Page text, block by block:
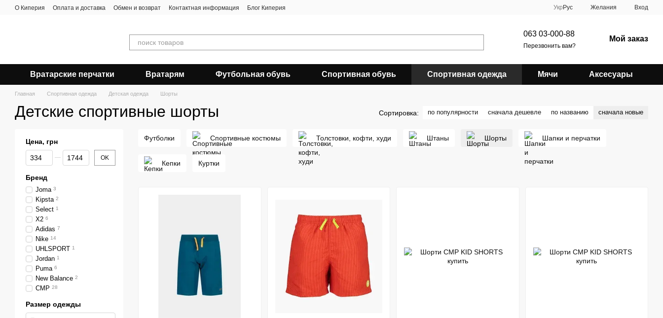
Перейти к основному контенту
О Киперия Оплата и доставка Обмен и возврат Контактная информация Блог Киперия Укр Рус Желания Вход
063 03-000-88
Перезвонить вам?
Мой заказ
Вратарские перчатки Вратарям Футбольная обувь Спортивная обувь Спортивная одежда Мячи Аксесуары
Главная Спортивная одежда Детская одежда Шорты
Детские спортивные шорты Сортировка: по популярности сначала дешевле по названию сначала новые
Футболки Спортивные костюмы Толстовки, кофти, худи Штаны Шорты Шапки и перчатки
Кепки Куртки
Цена, грн
От Цена, грн
До Цена, грн OK
Бренд
Joma 3
Kipsta 2
Select 1
X2 6
Adidas 7
Nike 14
UHLSPORT 1
Jordan 1
Puma 6
New Balance 2
CMP 28
Размер одежды